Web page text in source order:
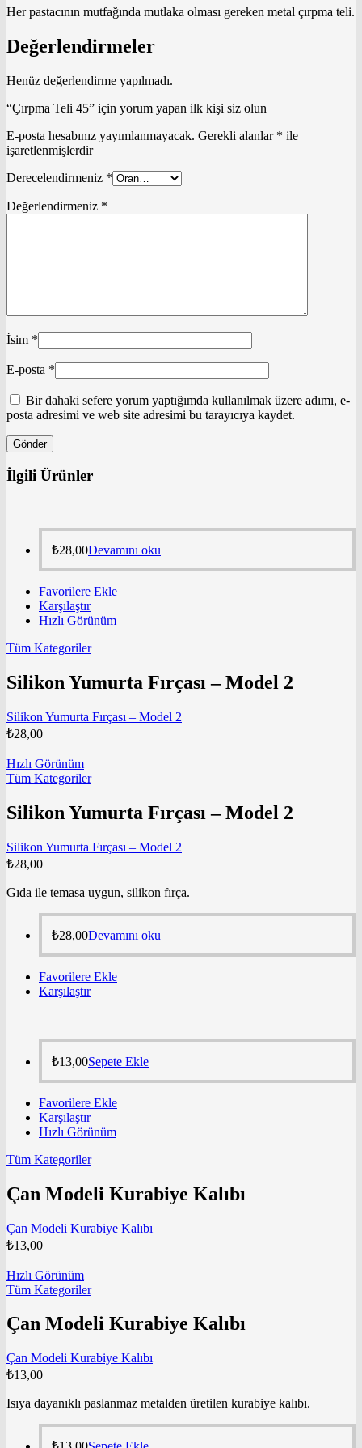
Her pastacının mutfağında mutlaka olması gereken metal çırpma teli.
Değerlendirmeler
Henüz değerlendirme yapılmadı.
“Çırpma Teli 45” için yorum yapan ilk kişi siz olun
E-posta hesabınız yayımlanmayacak. Gerekli alanlar * ile
işaretlenmişlerdir
Derecelendirmeniz *
Değerlendirmeniz *
İsim *
E-posta *
Bir dahaki sefere yorum yaptığımda kullanılmak üzere adımı, e-
posta adresimi ve web site adresimi bu tarayıcıya kaydet.
İlgili Ürünler
₺28,00Devamını oku
Favorilere Ekle
Karşılaştır
Hızlı Görünüm
Tüm Kategoriler
Silikon Yumurta Fırçası – Model 2
Silikon Yumurta Fırçası – Model 2
₺28,00
Hızlı Görünüm
Tüm Kategoriler
Silikon Yumurta Fırçası – Model 2
Silikon Yumurta Fırçası – Model 2
₺28,00
Gıda ile temasa uygun, silikon fırça.
₺28,00Devamını oku
Favorilere Ekle
Karşılaştır
₺13,00Sepete Ekle
Favorilere Ekle
Karşılaştır
Hızlı Görünüm
Tüm Kategoriler
Çan Modeli Kurabiye Kalıbı
Çan Modeli Kurabiye Kalıbı
₺13,00
Hızlı Görünüm
Tüm Kategoriler
Çan Modeli Kurabiye Kalıbı
Çan Modeli Kurabiye Kalıbı
₺13,00
Isıya dayanıklı paslanmaz metalden üretilen kurabiye kalıbı.